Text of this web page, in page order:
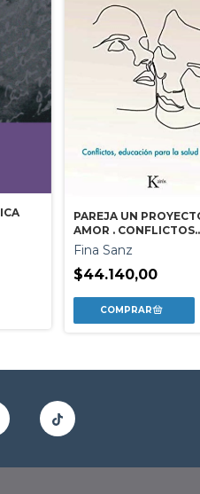
PAREJA UN
AMOR . CONFLICTOS
EDUCACION PARA LA
Y TERAPIA LA
Fina Sanz
$44.140,00